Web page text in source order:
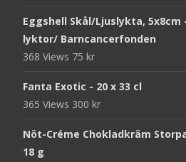
Eggshell Skål/Ljuslykta, 5x8cm
lyktor/ Barncancerfonden
368 Views 75 kr
Fanta Exotic - 20 x 33 cl
365 Views 300 kr
Nöt-Créme Chokladkräm
18 g